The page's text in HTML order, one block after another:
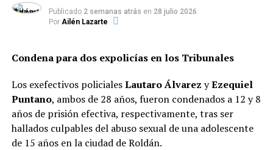
retirado de la fuerza federal en 2015) ocurrió el 14 de
marzo en la intersección de5 de Agosto y José María
disparos por la espalda en el contexto de un robo. Su
cuerpo fue encontrado tendido al lado de su utilitario
Renault Kangoo, el cual presentaba las puertas abiertas
y la llave colocada en el tambor de ignición.
Publicado 2 semanas atrás en 28 julio 2026
Por Ailén Lazarte
Condena para dos expolicías en los Tribunales
Los exefectivos policialesLautaro Álvarez yEzequiel
Puntano, ambos de 28 años, fueron condenados a 12 y 8
años de prisión efectiva, respectivamente, tras ser
hallados culpables del abuso sexual de una adolescente
de 15 años en la ciudad de Roldán.